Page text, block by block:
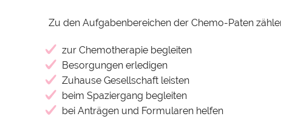
Zu den Aufgabenbereichen der Chemo-Paten
zur Chemotherapie begleiten
Besorgungen erledigen
Zuhause Gesellschaft leisten
beim Spaziergang begleiten
bei Anträgen und Formularen helfen